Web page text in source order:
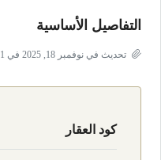
التفاصيل الأساسية
تحديث في نوفمبر 18, 2025 في 12:01 م
كود العقار